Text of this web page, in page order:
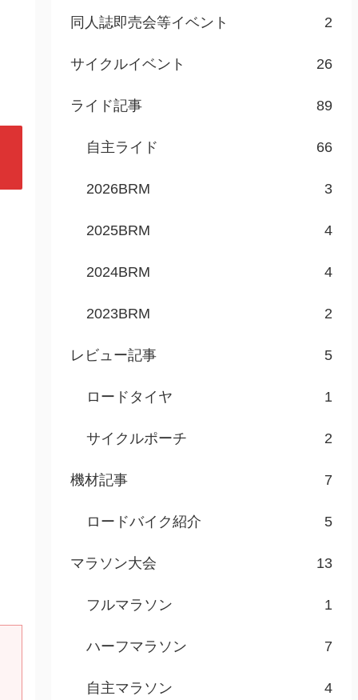
同人誌即売会等イベント 2
サイクルイベント 26
ライド記事 89
自主ライド 66
2026BRM 3
2025BRM 4
2024BRM 4
2023BRM 2
レビュー記事 5
ロードタイヤ 1
サイクルポーチ 2
機材記事 7
ロードバイク紹介 5
マラソン大会 13
フルマラソン 1
ハーフマラソン 7
自主マラソン 4